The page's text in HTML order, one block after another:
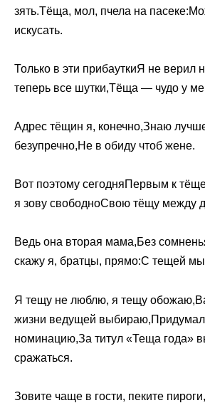
зять.Тёща, мол, пчела на
искусать.
Только в эти прибауткиЯ не верил
теперь все шутки,Тёща — чудо у
Адрес тёщин я, конечно,Знаю
безупречно,Не в обиду чтоб жене.
Вот поэтому сегодняПервым к
я зову свободноСвою тёщу между
Ведь она вторая мама,Без
скажу я, братцы, прямо:С тещей
Я тещу не люблю, я тещу
жизни ведущей выбираю,Придумал
номинацию,За титул «Теща года»
сражаться.
Зовите чаще в гости, пеките